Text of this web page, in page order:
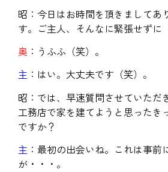
昭：今日はお時間を頂きましてあ
す。ご主人、そんなに緊張せずに
奥 ：うふふ（笑）。
主 ：はい。大丈夫です（笑）。
昭：では、早速質問させていただ
工務店で家を建てようと思ったき
ですか？
主 ：最初の出会いね。これは事前
が・・・。